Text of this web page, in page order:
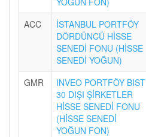
ACC
İSTANBUL PORTFÖY
DÖRDÜNCÜ HİSSE
SENEDİ FONU (HİSSE
SENEDİ YOĞUN)
GMR
INVEO PORTFÖY BIST
30 DIŞI ŞİRKETLER
HİSSE SENEDİ FONU
(HİSSE SENEDİ
YOĞUN FON)